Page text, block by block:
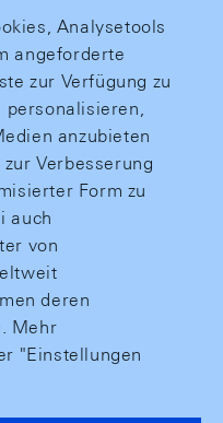
Analysetools
angeforderte
zur Verfügung zu
personalisieren,
anzubieten
Verbesserung
Form zu
auch
von
deren
Mehr
"Einstellungen